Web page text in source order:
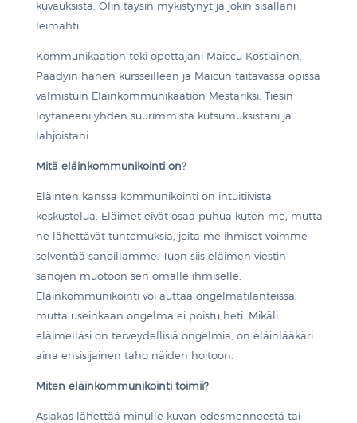
kuvauksista. Olin täysin mykistynyt ja jokin sisälläni
leimahti.
Kommunikaation teki opettajani Maiccu Kostiainen.
Päädyin hänen kursseilleen ja Maicun taitavassa opissa
valmistuin Eläinkommunikaation Mestariksi. Tiesin
löytäneeni yhden suurimmista kutsumuksistani ja
lahjoistani.
Mitä eläinkommunikointi on?
Eläinten kanssa kommunikointi on intuitiivista
keskustelua. Eläimet eivät osaa puhua kuten me, mutta
ne lähettävät tuntemuksia, joita me ihmiset voimme
selventää sanoillamme. Tuon siis eläimen viestin
sanojen muotoon sen omalle ihmiselle.
Eläinkommunikointi voi auttaa ongelmatilanteissa,
mutta useinkaan ongelma ei poistu heti. Mikäli
eläimelläsi on terveydellisiä ongelmia, on eläinlääkäri
aina ensisijainen taho näiden hoitoon.
Miten eläinkommunikointi toimii?
Asiakas lähettää minulle kuvan edesmenneestä tai